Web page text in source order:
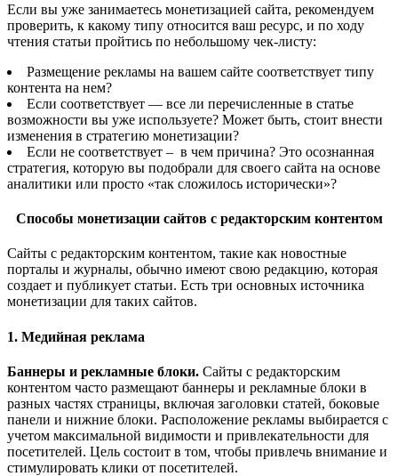
Если вы уже занимаетесь монетизацией сайта, рекомендуем
проверить, к какому типу относится ваш ресурс, и по ходу
чтения статьи пройтись по небольшому чек-листу:
Размещение рекламы на вашем сайте соответствует типу
контента на нем?
Если соответствует — все ли перечисленные в статье
возможности вы уже используете? Может быть, стоит внести
изменения в стратегию монетизации?
Если не соответствует – в чем причина? Это осознанная
стратегия, которую вы подобрали для своего сайта на основе
аналитики или просто «так сложилось исторически»?
Способы монетизации сайтов с редакторским контентом
Сайты с редакторским контентом, такие как новостные
порталы и журналы, обычно имеют свою редакцию, которая
создает и публикует статьи. Есть три основных источника
монетизации для таких сайтов.
1. Медийная реклама
Баннеры и рекламные блоки. Сайты с редакторским
контентом часто размещают баннеры и рекламные блоки в
разных частях страницы, включая заголовки статей, боковые
панели и нижние блоки. Расположение рекламы выбирается с
учетом максимальной видимости и привлекательности для
посетителей. Цель состоит в том, чтобы привлечь внимание и
стимулировать клики от посетителей.